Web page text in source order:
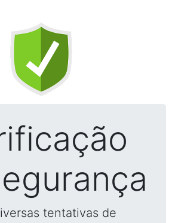
tentativas de